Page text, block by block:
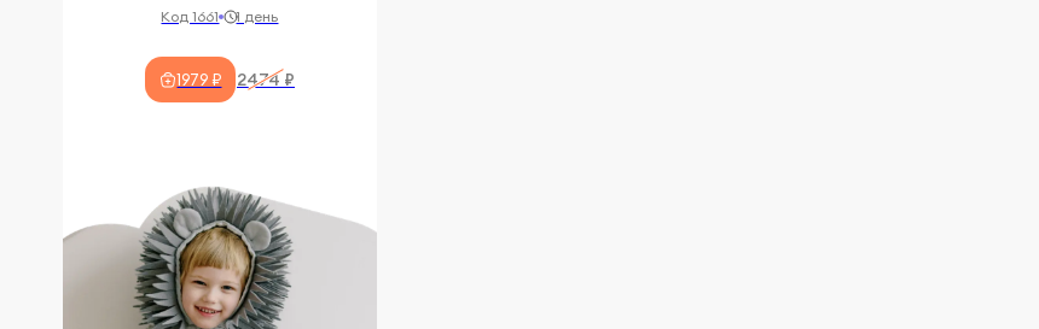
Код 1661 1 день
1979 ₽ 2474 ₽